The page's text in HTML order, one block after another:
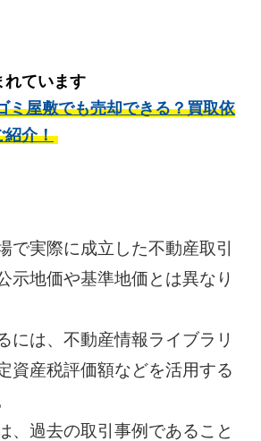
ています
ミ屋敷でも売却できる？買取依
紹介！
で実際に成立した不動産取引
示地価や基準地価とは異なり
には、不動産情報ライブラリ
資産税評価額などを活用する
、過去の取引事例であること